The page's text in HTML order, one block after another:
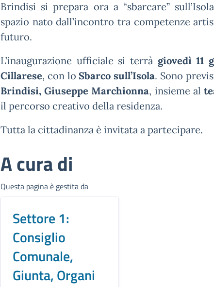
Brindisi si prepara ora a “sbarcare”
spazio nato dall’incontro tra competenze
futuro.
L’inaugurazione ufficiale si terrà giovedì 11
Cillarese, con lo Sbarco sull’Isola. Sono
Brindisi, Giuseppe Marchionna, insieme al
il percorso creativo della residenza.
Tutta la cittadinanza è invitata a partecipare.
A cura di
Questa pagina è gestita da
Settore 1:
Consiglio
Comunale,
Giunta, Organi